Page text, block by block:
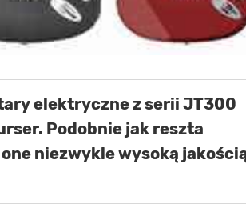
elektryczne z serii JT300
Podobnie jak reszta
niezwykle wysoką